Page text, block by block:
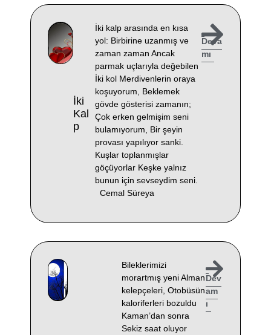
İki
Kal
P
İki kalp arasında en kısa
yol: Birbirine uzanmış ve
zaman zaman Ancak
parmak uçlarıyla değebilen
İki kol Merdivenlerin oraya
koşuyorum, Beklemek
gövde gösterisi zamanın;
Çok erken gelmişim seni
bulamıyorum, Bir şeyin
provası yapılıyor sanki.
Kuşlar toplanmışlar
göçüyorlar Keşke yalnız
bunun için sevseydim seni.
Cemal Süreya
Deva
mı
Bileklerimizi
morartmış yeni Alman
kelepçeleri, Otobüsün
kaloriferleri bozuldu
Kaman’dan sonra
Sekiz saat oluyor
Dev
am
ı